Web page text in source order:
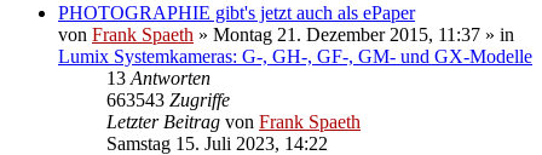
PHOTOGRAPHIE gibt's jetzt auch als ePaper
von Frank Spaeth » Montag 21. Dezember 2015, 11:37 » in
Lumix Systemkameras: G-, GH-, GF-, GM- und GX-Modelle
13 Antworten
663543 Zugriffe
Letzter Beitrag von Frank Spaeth
Samstag 15. Juli 2023, 14:22